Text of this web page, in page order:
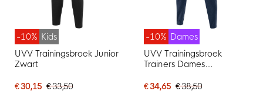
-10% Kids
UVV Trainingsbroek Junior
Zwart
€ 30,15 € 33,50
-10% Dames
UVV Trainingsbroek
Trainers Dames
€ 34,65 € 38,50